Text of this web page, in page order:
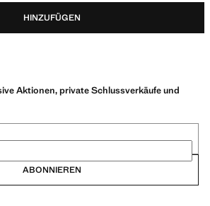
HINZUFÜGEN
Aktionen, private Schlussverkäufe und
ABONNIEREN